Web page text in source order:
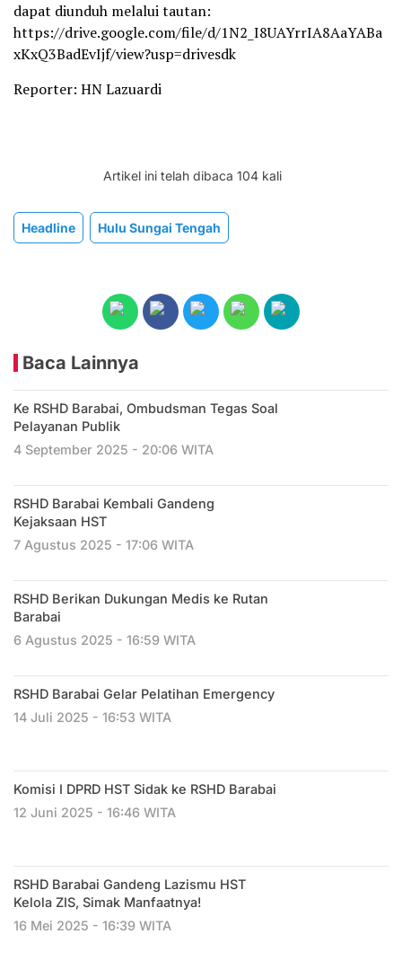
dapat diunduh melalui tautan:
https://drive.google.com/file/d/1N2_I8UAYrrIA8AaYABa
xKxQ3BadEvIjf/view?usp=drivesdk
Reporter: HN Lazuardi
Artikel ini telah dibaca 104 kali
Headline Hulu Sungai Tengah
Baca Lainnya
Ke RSHD Barabai, Ombudsman Tegas Soal
Pelayanan Publik
4 September 2025 - 20:06 WITA
RSHD Barabai Kembali Gandeng
Kejaksaan HST
7 Agustus 2025 - 17:06 WITA
RSHD Berikan Dukungan Medis ke Rutan
Barabai
6 Agustus 2025 - 16:59 WITA
RSHD Barabai Gelar Pelatihan Emergency
14 Juli 2025 - 16:53 WITA
Komisi I DPRD HST Sidak ke RSHD Barabai
12 Juni 2025 - 16:46 WITA
RSHD Barabai Gandeng Lazismu HST
Kelola ZIS, Simak Manfaatnya!
16 Mei 2025 - 16:39 WITA